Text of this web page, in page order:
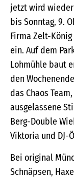
jetzt wird wieder
bis Sonntag, 9.
Firma Zelt-
ein. Auf dem
Lohmühle baut
den
das Chaos
ausgelassene
Berg-Double
Viktoria und DJ-
Bei original
Schnäpsen,